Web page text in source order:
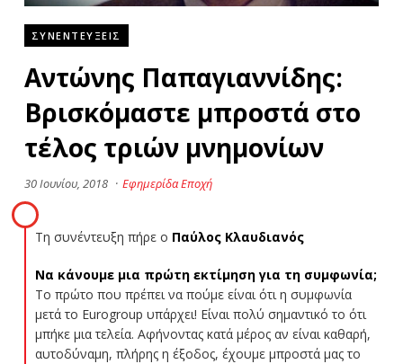
ΣΥΝΕΝΤΕΥΞΕΙΣ
Αντώνης Παπαγιαννίδης:
Βρισκόμαστε μπροστά στο
τέλος τριών μνημονίων
30 Ιουνίου, 2018 · Εφημερίδα Εποχή
Τη συνέντευξη πήρε ο Παύλος Κλαυδιανός
Να κάνουμε μια πρώτη εκτίμηση για τη συμφωνία;
Το πρώτο που πρέπει να πούμε είναι ότι η συμφωνία
μετά το Eurogroup υπάρχει! Είναι πολύ σημαντικό το ότι
μπήκε μια τελεία. Αφήνοντας κατά μέρος αν είναι καθαρή,
αυτοδύναμη, πλήρης η έξοδος, έχουμε μπροστά μας το